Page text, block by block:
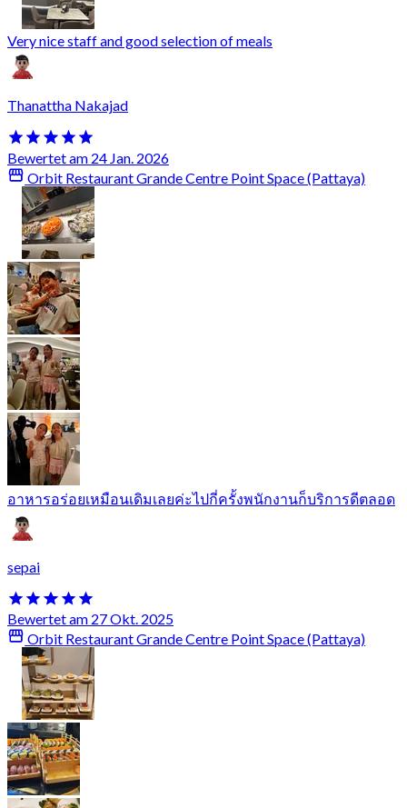
Very nice staff and good selection of meals
Thanattha Nakajad
Bewertet am 24 Jan. 2026
Orbit Restaurant Grande Centre Point Space (Pattaya)
อาหารอร่อยเหมือนเดิมเลยค่ะไปกี่ครั้งพนักงานก็บริการดีตลอด
sepai
Bewertet am 27 Okt. 2025
Orbit Restaurant Grande Centre Point Space (Pattaya)